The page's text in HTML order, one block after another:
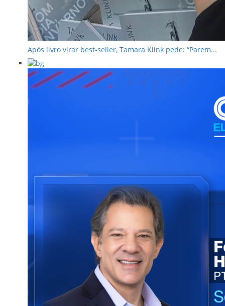
Após livro virar best-seller, Tamara Klink pede: “Parem...